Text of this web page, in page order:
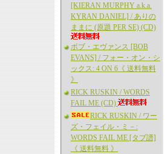
[KIERAN MURPHY a.k.a.
KYRAN DANIEL] / ありの
ままに (原題 PER SE) (CD)
ボブ・エヴァンス [BOB
EVANS] / フォー・オン・シ
ックス: 4 ON 6《 送料無料
》
RICK RUSKIN / WORDS
FAIL ME (CD)
RICK RUSKIN / ワー
ズ・フェイル・ミ－:
WORDS FAIL ME [タブ譜]
《 送料無料 》